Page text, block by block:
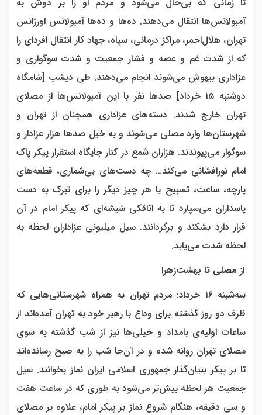
آمبولانس‌ها انتقال می‌دهند. ده‌ها و ده‌ها آمبولانس اورژانس
تهران، هلال‌احمر، مراکز درمانی، سپاه، جهاد کار انتقال افردای را
که از شدت غم و عصه و فشار جمعیت و شدت سوگواری و
عزاداری بیهوش می‌شوند انجام می‌دهند. طی دیشب [شامگاه
دوشنبه ۱۵ خرداد] صدها نفر با این آمبولانس‌ها از مصلای
تهران خارج شدند. دسته‌های عزاداری همچنان از تهران و
شهرستان‌ها وارد مصلی می‌شوند و به خیل صدها هزار عزادار و
سوگوار می‌پیوندند. هزاران شمع در کنار جایگاه استقرار پیکر پاک
امام نورافشانی می‌کند… چه دست‌های بی‌شماری، قطعه‌های
پارچه، ساعت، تسبیح یا هر چیز دیگر را برای تبرک به دست
پاسداران می‌سپارد تا به اتاقکی شیشه‌ای که پیکر امام در آن
قرار دارد بشکند و برگردانند. سیل میلیونی عزاداران لحظه به
لحظه شدت می‌یابد.
از مصلی تا بهشت‌زهرا
سه‌شبنه ۱۶ خرداد: مردم تهران به همراه شهرستانی‌هایی که
ظرف دو روز گذشته برای وداع با رهبر خود به تهران آمده‌اند از
ساعات اولیه‌ی بامداد و خیلی‌ها نیز از شب گذشته به سوی
مصلای تهران روانه شده‌ و در آن‌جا شب را به صبح رسانده‌اند
تا بر پیکر بنیان‌گذار جمهوری اسلامی ایران نماز بخوانند. سیل
جمعیت هر لحظه بیش‌تر می‌شود به طوری که در ساعت هفت
و سی دقیقه‌، هنگام شروع نماز بر پیکر امام، علاوه بر مصلای